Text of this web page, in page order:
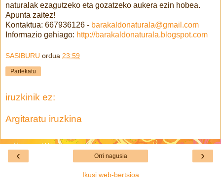
naturalak ezagutzeko eta gozatzeko aukera ezin hobea.
Apunta zaitez!
Kontaktua: 667936126 - barakaldonaturala@gmail.com
Informazio gehiago: http://barakaldonaturala.blogspot.com
SASIBURU ordua 23:59
Partekatu
iruzkinik ez:
Argitaratu iruzkina
‹ ›
Orri nagusia
Ikusi web-bertsioa